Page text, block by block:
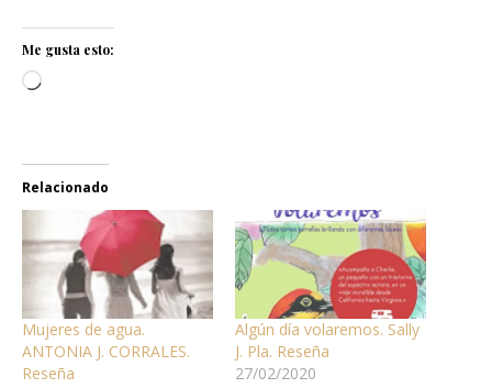
Me gusta esto:
Cargando...
Relacionado
Mujeres de agua.
ANTONIA J. CORRALES.
Reseña
Algún día volaremos. Sally
J. Pla. Reseña
27/02/2020